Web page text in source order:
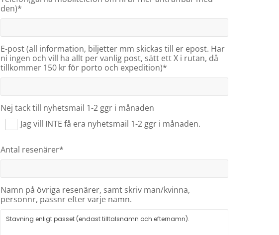
den)*
E-post (all information, biljetter mm skickas till er epost. Har
ni ingen och vill ha allt per vanlig post, sätt ett X i rutan, då
tillkommer 150 kr för porto och expedition)*
Nej tack till nyhetsmail 1-2 ggr i månaden
Jag vill INTE få era nyhetsmail 1-2 ggr i månaden.
Antal resenärer*
Namn på övriga resenärer, samt skriv man/kvinna,
personnr, passnr efter varje namn.